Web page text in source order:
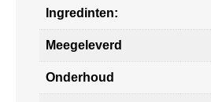
Ingredinten:
Meegeleverd
Onderhoud